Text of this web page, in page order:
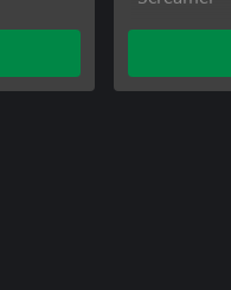
Pack
Screamer